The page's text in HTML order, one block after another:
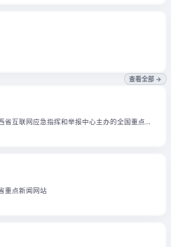
查看全部 →
互联网应急指挥和举报中心主办的全国重点省
重点新闻网站